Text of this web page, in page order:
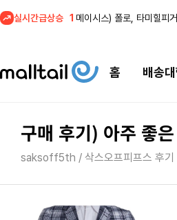
실시간급상승
2
4 홈 배송
구매 후기) 아주 좋
saksoff5th / 삭스오프피프스 후기